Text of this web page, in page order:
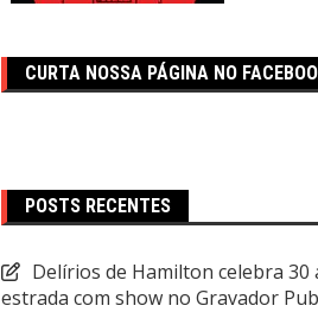
CURTA NOSSA PÁGINA NO
POSTS RECENTES
Delírios de Hamilton celebra 30
estrada com show no Gravador Pub